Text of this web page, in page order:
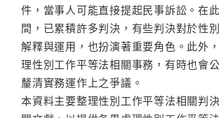
件，當事人可能直接提起民事訴訟。在
間，已累積許多判決，有些判決對於性
解釋與運用，也扮演著重要角色。此外
理性別工作平等法相關事務，有時也會
釐清實務運作上之爭議。
本資料主要整理性別工作平等法相關判